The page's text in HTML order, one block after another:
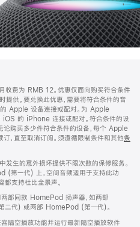
收费为 RMB 12。优惠仅面向购买符合条件
供。要兑换此优惠，需要将符合条件的音
Apple 设备连接或配对。为 Apple
的 iPhone 连接或配对。符合条件的设
论购买多少件符合条件的设备，每个 Apple
，直至取消订阅。须遵循限制条件和其他条
生的意外损坏提供不限次数的保修服务。
一代) 上，空间音频适用于支持此功
支持杜比全景声。
部同款 HomePod 扬声器，如两部
代) 或两部 HomePod (第一代)。
隔空播放功能并运行最新隔空播放软件